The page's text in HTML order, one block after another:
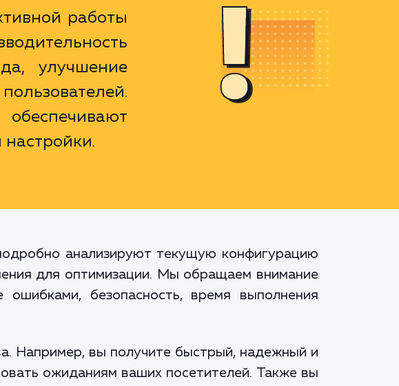
работы
улучшение
анализируют текущую конфигурацию
для оптимизации. Мы обращаем внимание
безопасность, время выполнения
Например, вы получите быстрый, надежный и
ожиданиям ваших посетителей. Также вы